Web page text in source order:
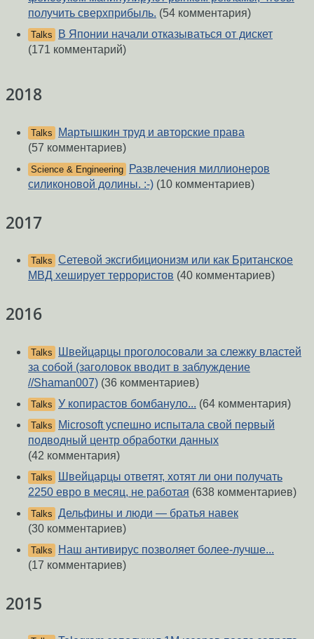
получить сверхприбыль. (54 комментария)
Talks
В Японии начали отказываться от дискет
(171 комментарий)
2018
Talks
Мартышкин труд и авторские права
(57 комментариев)
Science & Engineering
Развлечения миллионеров
силиконовой долины. :-) (10 комментариев)
2017
Talks Сетевой эксгибиционизм или как Британское
МВД хеширует террористов (40 комментариев)
2016
Talks
Швейцарцы проголосовали за слежку властей
за собой (заголовок вводит в заблуждение
//Shaman007) (36 комментариев)
Talks У копирастов бомбануло... (64 комментария)
Talks
Microsoft успешно испытала свой первый
подводный центр обработки данных
(42 комментария)
Talks
Швейцарцы ответят, хотят ли они получать
2250 евро в месяц, не работая (638 комментариев)
Talks Дельфины и люди — братья навек
(30 комментариев)
Talks
Наш антивирус позволяет более-лучше...
(17 комментариев)
2015